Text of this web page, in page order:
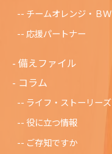
チームオレンジ・ＢＷ
応援パートナー
備えファイル
コラム
ライフ・ストーリーズ
役に立つ情報
ご存知ですか